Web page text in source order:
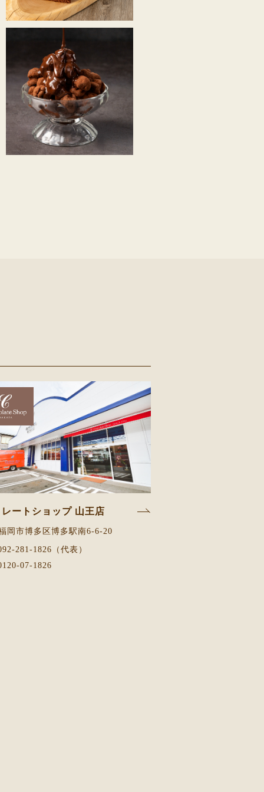
ートショップ 山王店
岡市博多区博多駅南6-6-20
281-1826（代表）
07-1826